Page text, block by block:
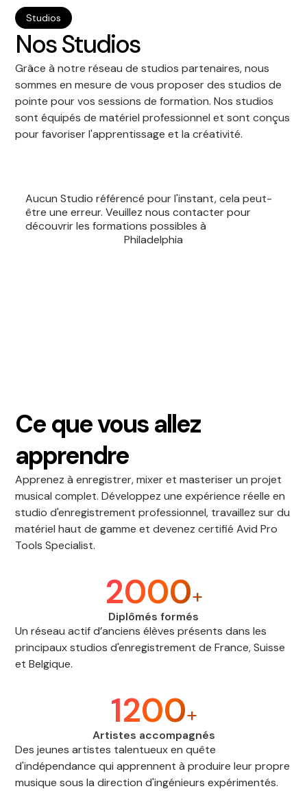
Studios
Nos Studios
Grâce à notre réseau de studios partenaires, nous
sommes en mesure de vous proposer des studios de
pointe pour vos sessions de formation. Nos studios
sont équipés de matériel professionnel et sont conçus
pour favoriser l'apprentissage et la créativité.
Aucun Studio référencé pour l'instant, cela peut-
être une erreur. Veuillez nous contacter pour
découvrir les formations possibles à
Philadelphia
Ce que vous allez
apprendre
Apprenez à enregistrer, mixer et masteriser un projet
musical complet. Développez une expérience réelle en
studio d'enregistrement professionnel, travaillez sur du
matériel haut de gamme et devenez certifié Avid Pro
Tools Specialist.
2000+
Diplômés formés
Un réseau actif d’anciens élèves présents dans les
principaux studios d'enregistrement de France, Suisse
et Belgique.
1200+
Artistes accompagnés
Des jeunes artistes talentueux en quête
d'indépendance qui apprennent à produire leur propre
musique sous la direction d'ingénieurs expérimentés.